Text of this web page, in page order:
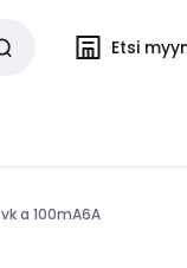
Etsi
a 100mA6A